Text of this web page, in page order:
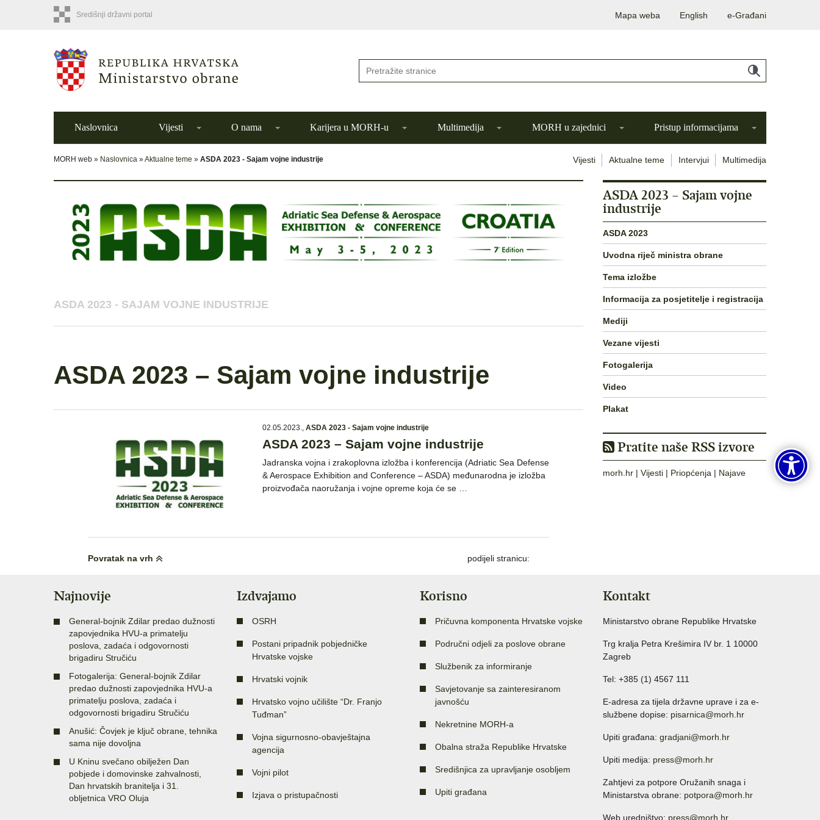
Središnji državni portal Mapa weba English e-Građani
Naslovnica Vijesti O nama Karijera u MORH-u Multimedija MORH u zajednici Pristup informacijama
MORH web » Naslovnica »Aktualne teme » ASDA 2023 - Sajam vojne industrije Vijesti Aktualne teme Intervjui Multimedija
ASDA 2023 - SAJAM VOJNE INDUSTRIJE
ASDA 2023 – Sajam vojne industrije
02.05.2023., ASDA 2023 - Sajam vojne industrije
ASDA 2023 – Sajam vojne industrije
Jadranska vojna i zrakoplovna izložba i konferencija (Adriatic Sea Defense
& Aerospace Exhibition and Conference – ASDA) međunarodna je izložba
proizvođača naoružanja i vojne opreme koja će se …
Povratak na vrh podijeli stranicu:
ASDA 2023 – Sajam vojne
industrije
ASDA 2023
Uvodna riječ ministra obrane
Tema izložbe
Informacija za posjetitelje i registracija
Mediji
Vezane vijesti
Fotogalerija
Video
Plakat
Pratite naše RSS izvore
morh.hr | Vijesti | Priopćenja | Najave
Najnovije
General-bojnik Zdilar predao dužnosti
zapovjednika HVU-a primatelju
poslova, zadaća i odgovornosti
brigadiru Stručiću
Fotogalerija: General-bojnik Zdilar
predao dužnosti zapovjednika HVU-a
primatelju poslova, zadaća i
odgovornosti brigadiru Stručiću
Anušić: Čovjek je ključ obrane, tehnika
sama nije dovoljna
U Kninu svečano obilježen Dan
pobjede i domovinske zahvalnosti,
Dan hrvatskih branitelja i 31.
obljetnica VRO Oluja
Izdvajamo
OSRH
Postani pripadnik pobjedničke
Hrvatske vojske
Hrvatski vojnik
Hrvatsko vojno učilište “Dr. Franjo
Tuđman”
Vojna sigurnosno-obavještajna
agencija
Vojni pilot
Izjava o pristupačnosti
Korisno
Pričuvna komponenta Hrvatske vojske
Područni odjeli za poslove obrane
Službenik za informiranje
Savjetovanje sa zainteresiranom
javnošću
Nekretnine MORH-a
Obalna straža Republike Hrvatske
Središnjica za upravljanje osobljem
Upiti građana
Kontakt
Ministarstvo obrane Republike Hrvatske
Trg kralja Petra Krešimira IV br. 1 10000
Zagreb
Tel: +385 (1) 4567 111
E-adresa za tijela državne uprave i za e-
službene dopise: pisarnica@morh.hr
Upiti građana: gradjani@morh.hr
Upiti medija: press@morh.hr
Zahtjevi za potpore Oružanih snaga i
Ministarstva obrane: potpora@morh.hr
Web uredništvo: press@morh.hr